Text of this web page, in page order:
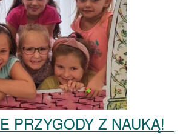
PRZYGODY Z NAUKĄ!